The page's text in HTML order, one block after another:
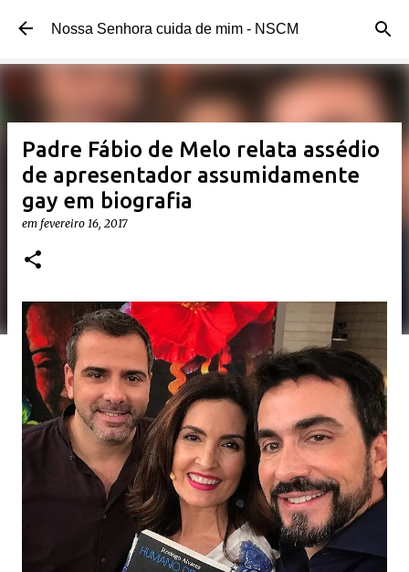
Pular para o conteúdo principal
Nossa Senhora cuida de mim - NSCM
Padre Fábio de Melo relata assédio
de apresentador assumidamente
gay em biografia
em fevereiro 16, 2017